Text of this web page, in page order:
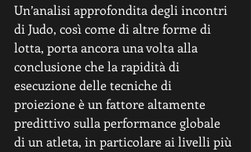
Un’analisi approfondita degli incontri
di Judo, così come di altre forme di
lotta, porta ancora una volta alla
conclusione che la rapidità di
esecuzione delle tecniche di
proiezione è un fattore altamente
predittivo sulla performance globale
di un atleta, in particolare ai livelli più